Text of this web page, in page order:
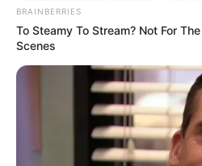
BRAINBERRIES
To Steamy To Stream? Not For
Scenes